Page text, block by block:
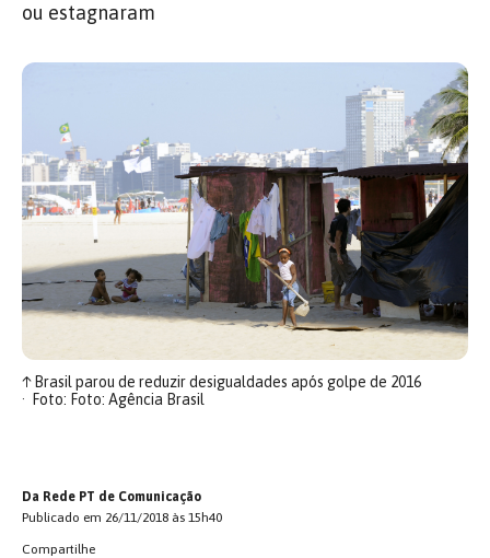
ou estagnaram
↑Brasil parou de reduzir desigualdades após golpe de 2016
Foto: Foto: Agência Brasil
Da Rede PT de Comunicação
Publicado em 26/11/2018 às 15h40
Compartilhe